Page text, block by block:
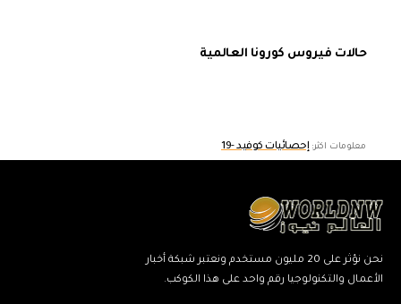
حالات فيروس كورونا العالمية
معلومات اكثر:إحصائيات كوفيد -19
نحن نؤثر على 20 مليون مستخدم ونعتبر شبكة أخبار
الأعمال والتكنولوجيا رقم واحد على هذا الكوكب.